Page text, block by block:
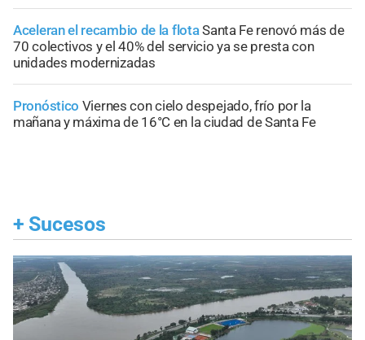
Aceleran el recambio de la flotaSanta Fe renovó más de
70 colectivos y el 40% del servicio ya se presta con
unidades modernizadas
Pronóstico Viernes con cielo despejado, frío por la
mañana y máxima de 16°C en la ciudad de Santa Fe
+ Sucesos